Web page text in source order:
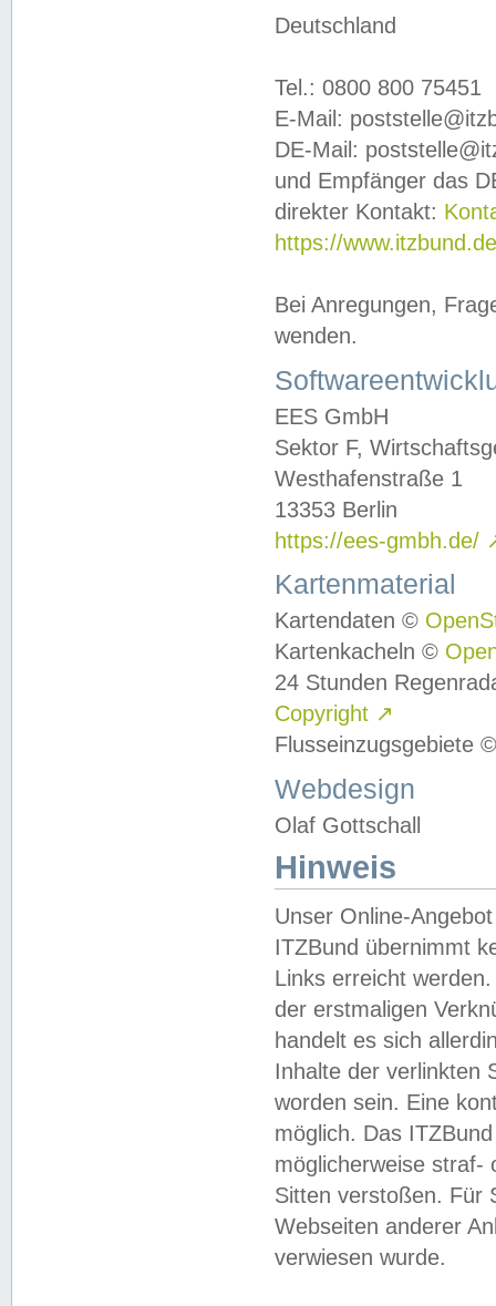
Deutschland
Tel.: 0800 800 75451
E-Mail:
DE-Mail:
und Empfänger das
direkter Kontakt:
https://
Bei Anregungen,
wenden.
EES GmbH
Sektor F,
Westhafenstraße 1
13353 Berlin
https://ees-gmbh.de/
Kartenmaterial
Kartendaten ©
Kartenkacheln ©
24 Stunden
Copyright ↗
Flusseinzugsgebiete
Webdesign
Olaf Gottschall
Hinweis
Unser Online-
ITZBund übernimmt
Links erreicht
der erstmaligen
handelt es sich
Inhalte der verlinkten
worden sein. Eine
möglich. Das
möglicherweise straf-
Sitten verstoßen. Für
Webseiten anderer
verwiesen wurde.